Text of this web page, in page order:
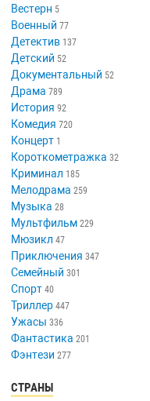
Вестерн 5
Военный 77
Детектив 137
Детский 52
Документальный 52
Драма 789
История 92
Комедия 720
Концерт 1
Короткометражка 32
Криминал 185
Мелодрама 259
Музыка 28
Мультфильм 229
Мюзикл 47
Приключения 347
Семейный 301
Спорт 40
Триллер 447
Ужасы 336
Фантастика 201
Фэнтези 277
СТРАНЫ